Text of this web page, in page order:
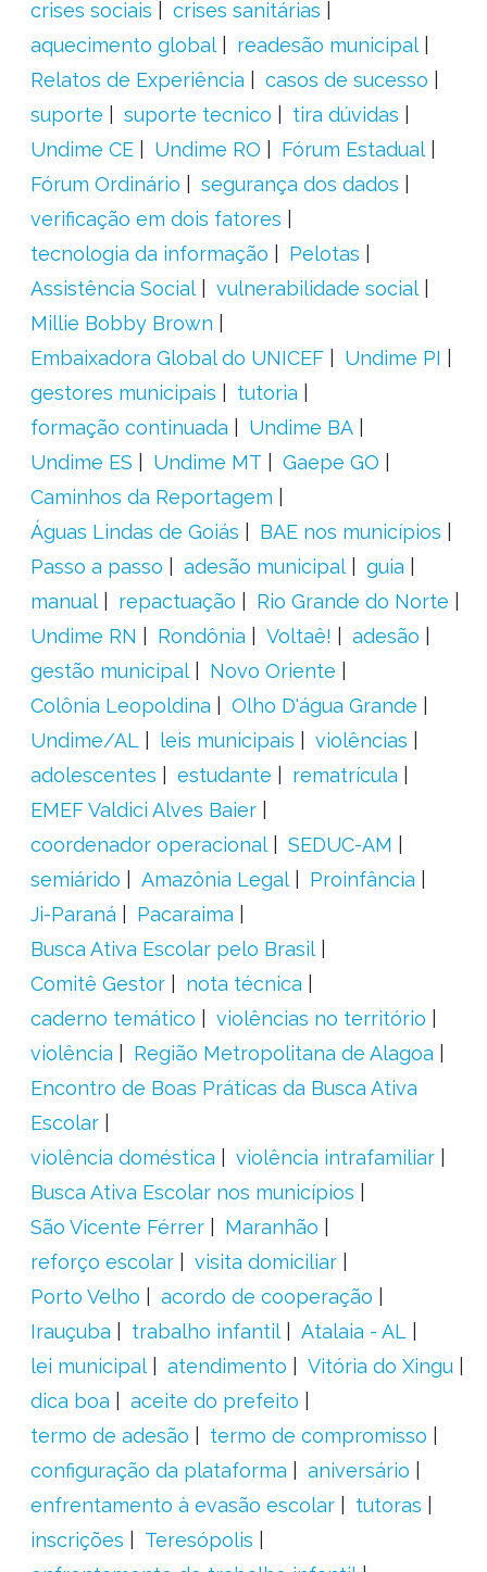
crises sociais
crises sanitárias
aquecimento global
readesão municipal
Relatos de Experiência
casos de sucesso
suporte
suporte tecnico
tira dúvidas
Undime CE
Undime RO
Fórum Estadual
Fórum Ordinário
segurança dos dados
verificação em dois fatores
tecnologia da informação
Pelotas
Assistência Social
vulnerabilidade social
Millie Bobby Brown
Embaixadora Global do UNICEF
Undime PI
gestores municipais
tutoria
formação continuada
Undime BA
Undime ES
Undime MT
Gaepe GO
Caminhos da Reportagem
Águas Lindas de Goiás
BAE nos municípios
Passo a passo
adesão municipal
guia
manual
repactuação
Rio Grande do Norte
Undime RN
Rondônia Voltaê!
adesão
gestão municipal
Novo Oriente
Colônia Leopoldina
Olho D'água Grande
Undime/AL
leis municipais
violências
adolescentes
estudante
rematrícula
EMEF Valdici Alves Baier
coordenador operacional
SEDUC-AM
semiárido
Amazônia Legal
Proinfância
Ji-Paraná
Pacaraima
Busca Ativa Escolar pelo Brasil
Comitê Gestor
nota técnica
caderno temático
violências no território
violência
Região Metropolitana de Alagoa
Encontro de Boas Práticas da Busca Ativa
Escolar
violência doméstica
violência intrafamiliar
Busca Ativa Escolar nos municípios
São Vicente Férrer
Maranhão
reforço escolar
visita domiciliar
Porto Velho
acordo de cooperação
Irauçuba
trabalho infantil
Atalaia - AL
lei municipal
atendimento
Vitória do Xingu
dica boa
aceite do prefeito
termo de adesão
termo de compromisso
configuração da plataforma
aniversário
enfrentamento à evasão escolar
tutoras
inscrições
Teresópolis